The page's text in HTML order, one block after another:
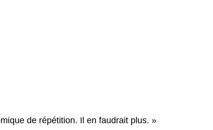
de répétition. Il en faudrait plus. »